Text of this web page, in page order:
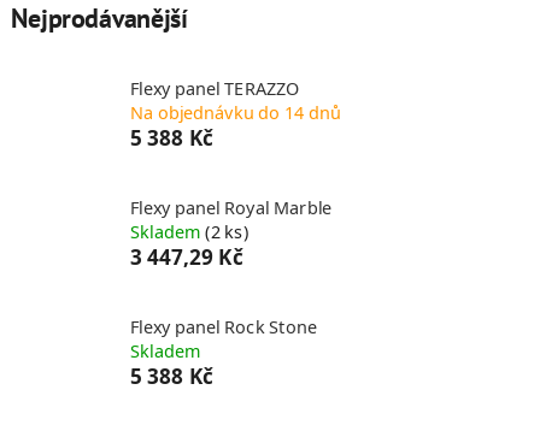
Nejprodávanější
Flexy panel TERAZZO
Na objednávku do 14 dnů
5 388 Kč
Flexy panel Royal Marble
Skladem(2 ks)
3 447,29 Kč
Flexy panel Rock Stone
Skladem
5 388 Kč